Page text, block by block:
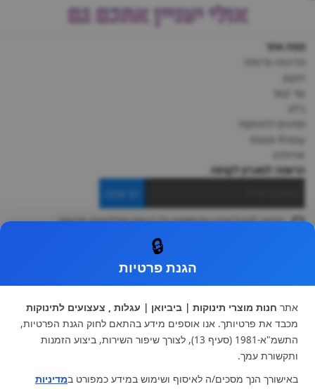
אולי יעניין אתכם גם
מפת אתר
צור קשר
מותגים לתינוקות
black-friday
אודותינו
הרשמה למועדון לקוחות
הרשמה
ברצוני לקבל מידע ופרסומות על הנחות וקולקציות חדשות
עגלות וטיולונים
כיסא בטיחות ואביזרים
ריהוט לתינוקות
מצעים למיטת תינוק וטקסטיל
צעצועי ילדים
על גלגלים
הנקה והאכלה
מוצרי אמבטיה
🔒
הגנת פרטיות
אתר חנות מוצרי תינוקות | ביביואן | עגלות , צעצועים לתינוקות
מכבד את פרטיותך. אנו אוספים מידע בהתאם לחוק הגנת הפרטיות,
התשמ"א-1981 (סעיף 13), לצורך שיפור השירות, ביצוע הזמנות
ותקשורת עמך.
באישורך הנך מסכים/ה לאיסוף ושימוש במידע כמפורט במדיניות